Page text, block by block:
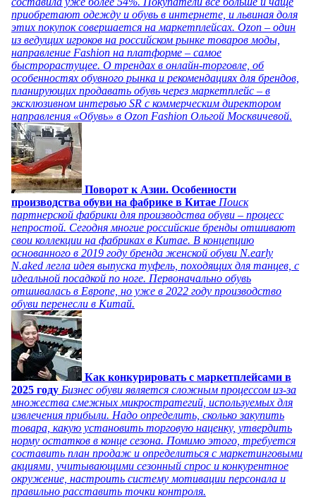
приобретают одежду и обувь в интернете, и львиная доля
этих покупок совершается на маркетплейсах. Ozon – один
из ведущих игроков на российском рынке товаров моды,
направление Fashion на платформе – самое
быстрорастущее. О трендах в онлайн-торговле, об
особенностях обувного рынка и рекомендациях для брендов,
планирующих продавать обувь через маркетплейс – в
эксклюзивном интервью SR с коммерческим директором
направления «Обувь» в Ozon Fashion Ольгой Москвичевой.
Поворот к Азии. Особенности
производства обуви на фабрике в Китае Поиск
партнерской фабрики для производства обуви – процесс
непростой. Сегодня многие российские бренды отшивают
свои коллекции на фабриках в Китае. В концепцию
основанного в 2019 году бренда женской обуви N.early
N.aked легла идея выпуска туфель, походящих для танцев, с
идеальной посадкой по ноге. Первоначально обувь
отшивалась в Европе, но уже в 2022 году производство
обуви перенесли в Китай.
Как конкурировать с маркетплейсами в
2025 году Бизнес обуви является сложным процессом из-за
множества смежных микростратегий, используемых для
извлечения прибыли. Надо определить, сколько закупить
товара, какую установить торговую наценку, утвердить
норму остатков в конце сезона. Помимо этого, требуется
составить план продаж и определиться с маркетинговыми
акциями, учитывающими сезонный спрос и конкурентное
окружение, настроить систему мотивации персонала и
правильно расставить точки контроля.